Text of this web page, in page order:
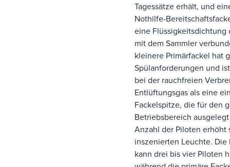
Tagessätze erhält, und
Nothilfe-
eine Flüssigkeitsdichtung
mit dem Sammler
kleinere Primärfackel hat
Spülanforderungen und
bei der rauchfreien
Entlüftungsgas als eine
Fackelspitze, die für den
Betriebsbereich
Anzahl der Piloten erhöht
inszenierten Leuchte. Die
kann drei bis vier Piloten